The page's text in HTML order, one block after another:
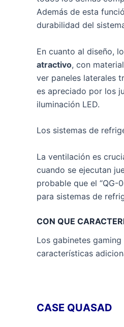
Además de esta
durabilidad del
En cuanto al diseño,
atractivo, con
ver paneles laterales
es apreciado por los
iluminación LED.
Los sistemas de
La ventilación es
cuando se ejecutan
probable que el “QG-
para sistemas de
CON QUE
Los gabinetes
características
CASE QUASAD